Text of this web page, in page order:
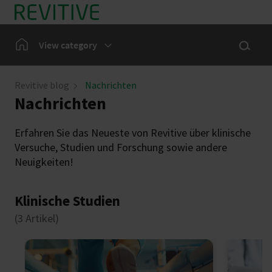
Skip to main content
HomeView category
Unsere Gemeinschaft
Nachrichten
Show
Revitive blog Nachrichten
Nachrichten
Erfahren Sie das Neueste von Revitive über klinische
Versuche, Studien und Forschung sowie andere
Neuigkeiten!
Klinische Studien
(3 Artikel)